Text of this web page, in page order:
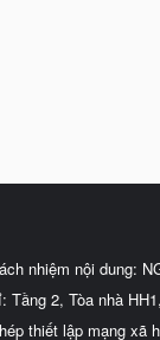
nhiệm nội dung:
Tầng 2, Tòa nhà
thiết lập mạng xã